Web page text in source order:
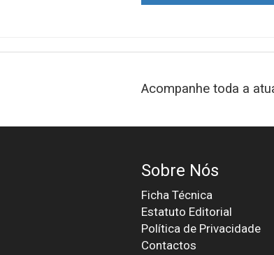
Acompanhe toda a
Sobre Nós
Ficha Técnica
Estatuto Editorial
Política de Privacidade
Contactos